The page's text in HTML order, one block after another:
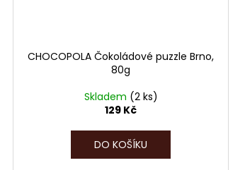
CHOCOPOLA Čokoládové puzzle Brno,
80g
Skladem (2 ks)
129 Kč
DO KOŠÍKU